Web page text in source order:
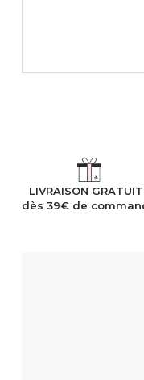
LIVRAISON
dès 39€ de